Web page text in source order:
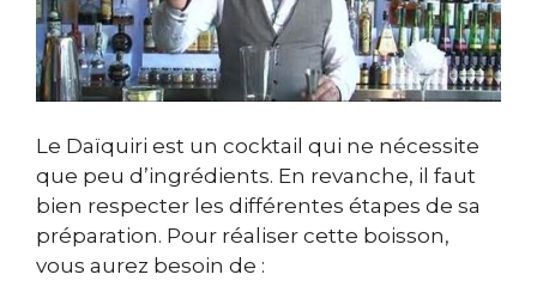
Le Daïquiri est un cocktail qui ne nécessite
que peu d’ingrédients. En revanche, il faut
bien respecter les différentes étapes de sa
préparation. Pour réaliser cette boisson,
vous aurez besoin de :